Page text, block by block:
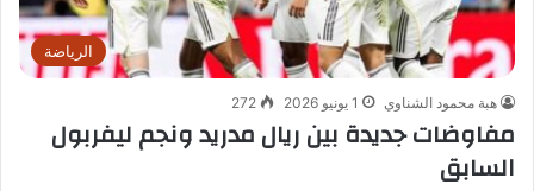
الرياضة
هبة محمود الشناوي 1 يونيو 2026 272
مفاوضات جديدة بين ريال مدريد ونجم ليفربول
السابق